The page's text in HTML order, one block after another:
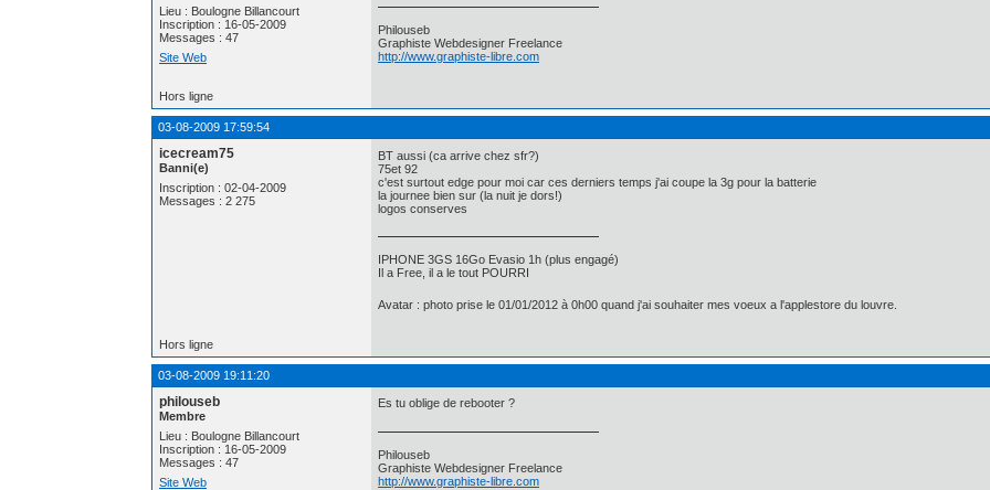
Lieu : Boulogne Billancourt
Inscription : 16-05-2009
Messages : 47
Site Web
Philouseb
Graphiste Webdesigner Freelance
http://www.graphiste-libre.com
Hors ligne
03-08-2009 17:59:54
icecream75
Banni(e)
Inscription : 02-04-2009
Messages : 2 275
BT aussi (ca arrive chez sfr?)
75et 92
c'est surtout edge pour moi car ces derniers temps j'ai coupe la 3g pour la batterie
la journee bien sur (la nuit je dors!)
logos conserves
IPHONE 3GS 16Go Evasio 1h (plus engagé)
Il a Free, il a le tout POURRI
Avatar : photo prise le 01/01/2012 à 0h00 quand j'ai souhaiter mes voeux a l'applestore du louvre.
Hors ligne
03-08-2009 19:11:20
philouseb
Membre
Lieu : Boulogne Billancourt
Inscription : 16-05-2009
Messages : 47
Site Web
Es tu oblige de rebooter ?
Philouseb
Graphiste Webdesigner Freelance
http://www.graphiste-libre.com